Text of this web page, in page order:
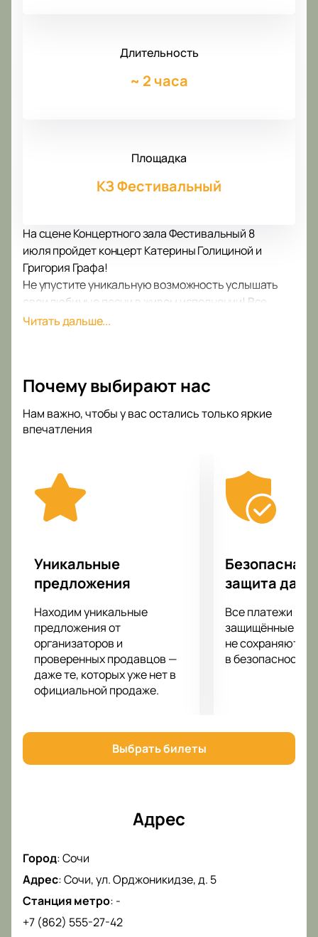
Длительность
~ 2 часа
Площадка
КЗ Фестивальный
На сцене Концертного зала Фестивальный 8
июля пройдет концерт Катерины Голициной и
Григория Графа!
Не упустите уникальную возможность услышать
свои любимые песни в живом исполнении! Все
концерты Катерины Голициной и Григория Графа –
хорошо известные поклонникам творчества
самые свежие композиции, написанные совсем
недавно. Концерт пройдет в поддержку недавнего
Выступление Катерины Голициной и Григория
Графа – это всегда море позитива, драйва, самых
ярких эмоций, которые только может подарить
подобное шоу. Вас ожидает яркое шоу, мегатонны
эффекты. Благодаря экранам на сцене вы увидите
выступление Катерины Голициной и Григория Графа
из любой точки Концертного зала Фестивальный,
несмотря на то, на каком расстоянии от сцены вы
находитесь.
Большие экраны за сценой помогут рассмотреть
все происходящее на ней в мельчайших
подробностях.
Читать дальше...
Почему выбирают нас
Нам важно, чтобы у вас остались только яркие
впечатления
Уникальные
предложения
Находим уникальные
предложения от
организаторов и
проверенных продавцов —
даже те, которых уже нет в
официальной продаже.
Безопасная
защита
Все платежи
защищённые
не сохраняются
в безопасности.
Выбрать билеты
Адрес
Город:Сочи
Адрес:Сочи, ул. Орджоникидзе, д. 5
Станция метро: -
+7 (862) 555-27-42